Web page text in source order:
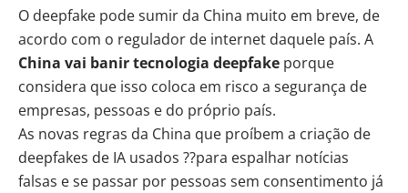
O deepfake pode sumir da China muito em breve, de
acordo com o regulador de internet daquele país. A
China vai banir tecnologia deepfake porque
considera que isso coloca em risco a segurança de
empresas, pessoas e do próprio país.
As novas regras da China que proíbem a criação de
deepfakes de IA usados ??para espalhar notícias
falsas e se passar por pessoas sem consentimento já